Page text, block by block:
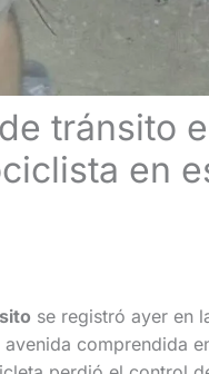
tránsito
en
se registró ayer en
comprendida